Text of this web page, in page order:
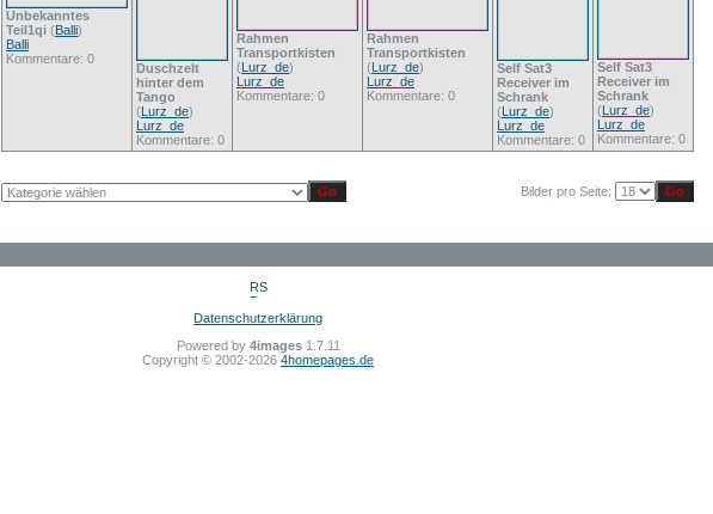
Unbekanntes
Teil1qi (Balli)
Balli
Kommentare: 0
Duschzelt
hinter dem
Tango
(Lurz_de)
Lurz_de
Kommentare: 0
Rahmen
Transportkisten
(Lurz_de)
Lurz_de
Kommentare: 0
Rahmen
Transportkisten
(Lurz_de)
Lurz_de
Kommentare: 0
Self Sat3
Receiver im
Schrank
(Lurz_de)
Lurz_de
Kommentare: 0
Self Sat3
Receiver im
Schrank
(Lurz_de)
Lurz_de
Kommentare: 0
Bilder pro Seite:
Datenschutzerklärung
Powered by 4images1.7.11
Copyright © 2002-2026 4homepages.de